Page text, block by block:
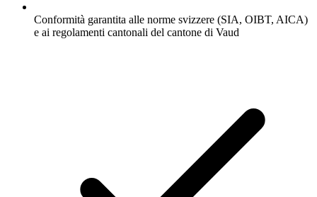
Conformità garantita alle norme svizzere (SIA, OIBT, AICA)
e ai regolamenti cantonali del cantone di Vaud